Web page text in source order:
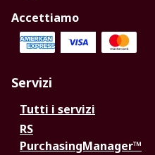
Accettiamo
Servizi
Tutti i servizi
RS
PurchasingManager™